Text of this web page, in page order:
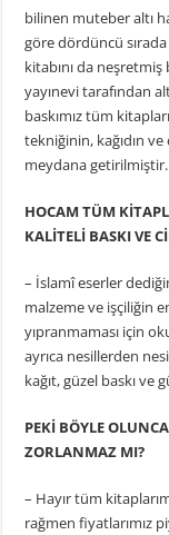
bilinen muteber altı
göre dördüncü
kitabını da
yayınevi tarafından
baskımız tüm
tekniğinin, kağıdın
meydana getirilmiştir.
HOCAM TÜM
KALİTELİ BASKI VE
– İslamî eserler
malzeme ve işçiliğin
yıpranmaması için
ayrıca nesillerden
kağıt, güzel baskı ve
PEKİ BÖYLE
ZORLANMAZ MI?
– Hayır tüm
rağmen fiyatlarımız